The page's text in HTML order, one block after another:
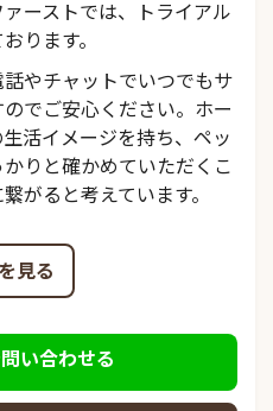
ーストでは、トライアル
ります。
やチャットでいつでもサ
でご安心ください。ホー
活イメージを持ち、ペッ
りと確かめていただくこ
がると考えています。
見る
い合わせる